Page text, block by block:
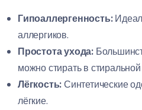
Гипоаллергенность:
аллергиков.
Простота ухода:
можно стирать в
Лёгкость:Синтетические
лёгкие.